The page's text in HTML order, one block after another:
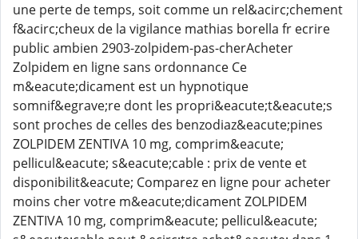
une perte de temps, soit comme un rel&acirc;chement
f&acirc;cheux de la vigilance mathias borella fr ecrire
public ambien 2903-zolpidem-pas-cherAcheter
Zolpidem en ligne sans ordonnance Ce
m&eacute;dicament est un hypnotique
somnif&egrave;re dont les propri&eacute;t&eacute;s
sont proches de celles des benzodiaz&eacute;pines
ZOLPIDEM ZENTIVA 10 mg, comprim&eacute;
pellicul&eacute; s&eacute;cable : prix de vente et
disponibilit&eacute; Comparez en ligne pour acheter
moins cher votre m&eacute;dicament ZOLPIDEM
ZENTIVA 10 mg, comprim&eacute; pellicul&eacute;